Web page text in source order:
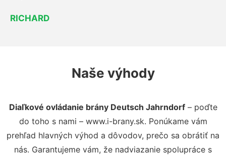
RICHARD
Naše výhody
Diaľkové ovládanie brány Deutsch Jahrndorf– poďte
do toho s nami – www.i-brany.sk. Ponúkame vám
prehľad hlavných výhod a dôvodov, prečo sa obrátiť na
nás. Garantujeme vám, že nadviazanie spolupráce s